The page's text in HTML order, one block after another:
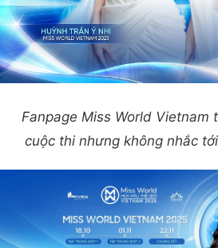
Fanpage Miss World Vietnam
cuộc thi nhưng không nhắc